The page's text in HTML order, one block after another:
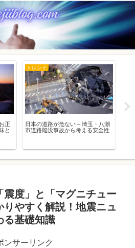
正
と
トレンド
日本の道路が危ない – 埼玉・八潮
市道路陥没事故から考える安全性
震度」と「マグニチュー
りやすく解説！地震ニュ
る基礎知識
ンサーリンク